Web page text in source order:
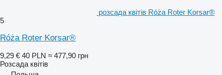
розсада квітів Róża Roter Korsar®
5
Róża Roter Korsar®
9,29 € 40 PLN ≈ 477,90 грн
Розсада квітів